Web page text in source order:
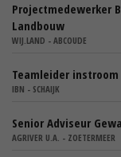
Projectmedewerker
Landbouw
WIJ.LAND - ABCOUDE
Teamleider
IBN - SCHAIJK
Senior Adviseur
AGRIVER U.A. - ZOETERMEER